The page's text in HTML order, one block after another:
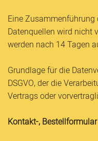
Eine Zusammenführung
Datenquellen wird nicht
werden nach 14 Tagen
Grundlage für die
DSGVO, der die
Vertrags oder
Kontakt-,